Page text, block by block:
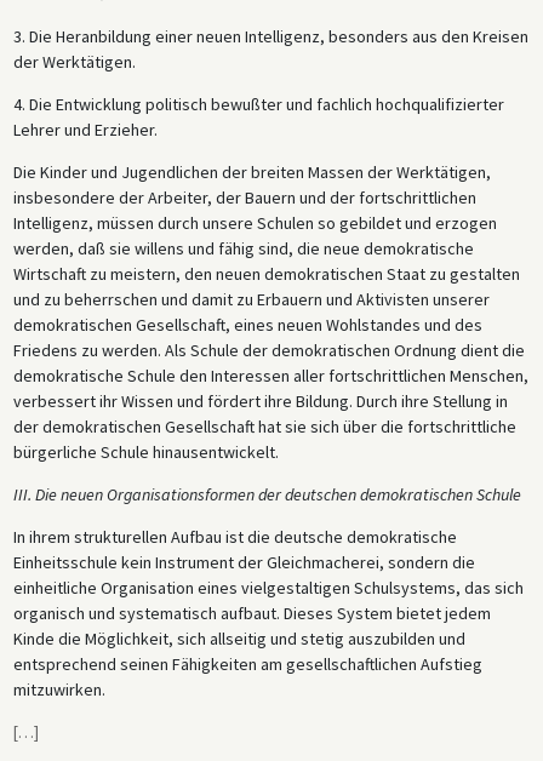
3. Die Heranbildung einer neuen Intelligenz, besonders aus den Kreisen
der Werktätigen.
4. Die Entwicklung politisch bewußter und fachlich hochqualifizierter
Lehrer und Erzieher.
Die Kinder und Jugendlichen der breiten Massen der Werktätigen,
insbesondere der Arbeiter, der Bauern und der fortschrittlichen
Intelligenz, müssen durch unsere Schulen so gebildet und erzogen
werden, daß sie willens und fähig sind, die neue demokratische
Wirtschaft zu meistern, den neuen demokratischen Staat zu gestalten
und zu beherrschen und damit zu Erbauern und Aktivisten unserer
demokratischen Gesellschaft, eines neuen Wohlstandes und des
Friedens zu werden. Als Schule der demokratischen Ordnung dient die
demokratische Schule den Interessen aller fortschrittlichen Menschen,
verbessert ihr Wissen und fördert ihre Bildung. Durch ihre Stellung in
der demokratischen Gesellschaft hat sie sich über die fortschrittliche
bürgerliche Schule hinausentwickelt.
III. Die neuen Organisationsformen der deutschen demokratischen Schule
In ihrem strukturellen Aufbau ist die deutsche demokratische
Einheitsschule kein Instrument der Gleichmacherei, sondern die
einheitliche Organisation eines vielgestaltigen Schulsystems, das sich
organisch und systematisch aufbaut. Dieses System bietet jedem
Kinde die Möglichkeit, sich allseitig und stetig auszubilden und
entsprechend seinen Fähigkeiten am gesellschaftlichen Aufstieg
mitzuwirken.
[…]